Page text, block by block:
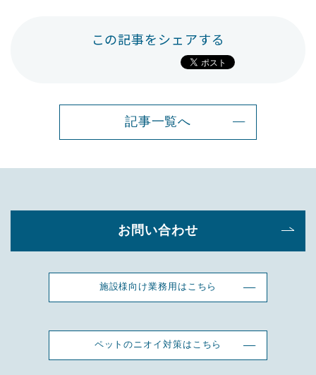
この記事をシェアする
記事一覧へ
お問い合わせ
施設様向け業務用はこちら
ペットのニオイ対策はこちら